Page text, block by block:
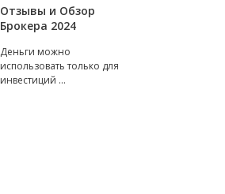
Отзывы и Обзор
Брокера 2024
Деньги можно
использовать только для
инвестиций …